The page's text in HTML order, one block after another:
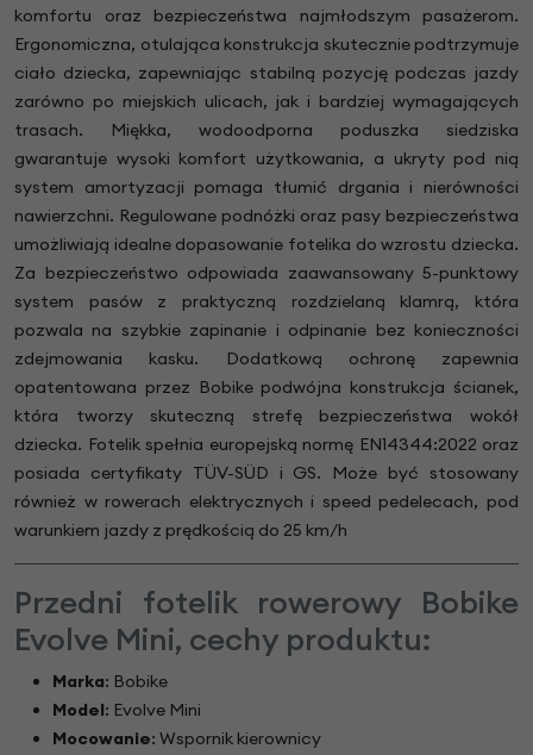
komfortu oraz bezpieczeństwa najmłodszym pasażerom.
Ergonomiczna, otulająca konstrukcja skutecznie podtrzymuje
ciało dziecka, zapewniając stabilną pozycję podczas jazdy
zarówno po miejskich ulicach, jak i bardziej wymagających
trasach. Miękka, wodoodporna poduszka siedziska
gwarantuje wysoki komfort użytkowania, a ukryty pod nią
system amortyzacji pomaga tłumić drgania i nierówności
nawierzchni. Regulowane podnóżki oraz pasy bezpieczeństwa
umożliwiają idealne dopasowanie fotelika do wzrostu dziecka.
Za bezpieczeństwo odpowiada zaawansowany 5-punktowy
system pasów z praktyczną rozdzielaną klamrą, która
pozwala na szybkie zapinanie i odpinanie bez konieczności
zdejmowania kasku. Dodatkową ochronę zapewnia
opatentowana przez Bobike podwójna konstrukcja ścianek,
która tworzy skuteczną strefę bezpieczeństwa wokół
dziecka. Fotelik spełnia europejską normę EN14344:2022 oraz
posiada certyfikaty TÜV-SÜD i GS. Może być stosowany
również w rowerach elektrycznych i speed pedelecach, pod
warunkiem jazdy z prędkością do 25 km/h
Przedni fotelik rowerowy Bobike
Evolve Mini, cechy produktu:
Marka: Bobike
Model: Evolve Mini
Mocowanie: Wspornik kierownicy